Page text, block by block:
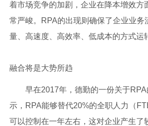
着市场竞争的加剧，企业在降本增效方
常严峻。RPA的出现则确保了企业业务
量、高速度、高效率、低成本的方式运
融合将是大势所趋
早在2017年，德勤的一份关于RPA
示，RPA能够替代20%的全职人力（
可以控制在一年左右，这对企业产生了